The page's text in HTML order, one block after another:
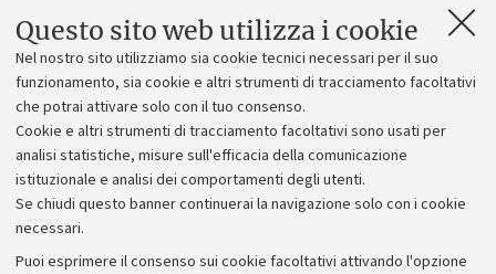
Questo sito web utilizza i cookie
Nel nostro sito utilizziamo sia cookie tecnici necessari per il suo
funzionamento, sia cookie e altri strumenti di tracciamento facoltativi
che potrai attivare solo con il tuo consenso.
Cookie e altri strumenti di tracciamento facoltativi sono usati per
analisi statistiche, misure sull'efficacia della comunicazione
istituzionale e analisi dei comportamenti degli utenti.
Se chiudi questo banner continuerai la navigazione solo con i cookie
necessari.
Puoi esprimere il consenso sui cookie facoltativi attivando l'opzione
Potrebbe interessarti anche
Come diventare collaboratore ed esperto
linguistico
Descrizione della figura del collaboratore ed
esperto linguistico, requisiti e modalità per
partecipare alle selezioni.